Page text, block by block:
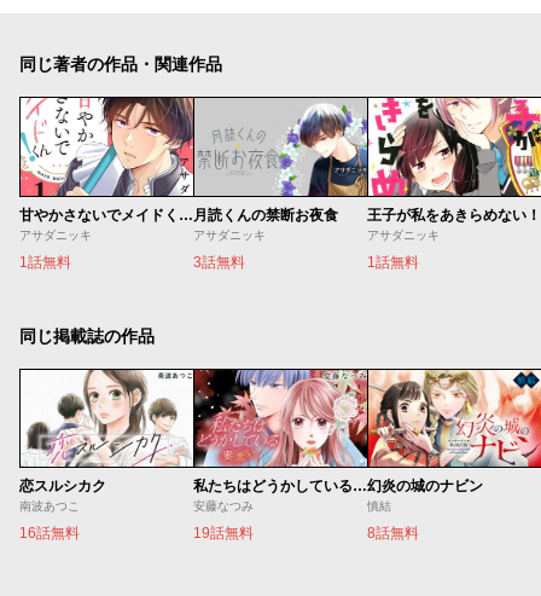
同じ著者の作品・関連作品
甘やかさないでメイドくん！
アサダニッキ
1話無料
月読くんの禁断お夜食
アサダニッキ
3話無料
王子が私をあきらめない！
アサダニッキ
1話無料
同じ掲載誌の作品
恋スルシカク
南波あつこ
16話無料
私たちはどうかしている 妻恋い
安藤なつみ
19話無料
幻炎の城のナビン
慎結
8話無料